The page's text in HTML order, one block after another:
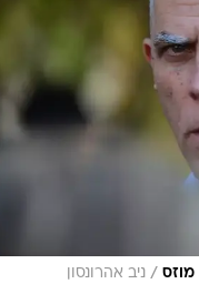
מוזס / ניב אהרונסון